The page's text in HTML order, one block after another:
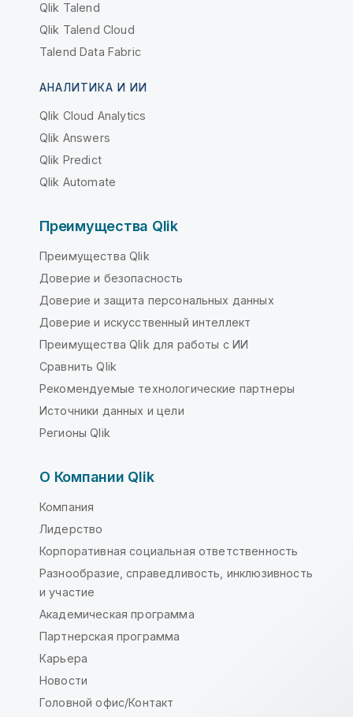
Qlik Talend
Qlik Talend Cloud
Talend Data Fabric
АНАЛИТИКА И ИИ
Qlik Cloud Analytics
Qlik Answers
Qlik Predict
Qlik Automate
Преимущества Qlik
Преимущества Qlik
Доверие и безопасность
Доверие и защита персональных данных
Доверие и искусственный интеллект
Преимущества Qlik для работы с ИИ
Сравнить Qlik
Рекомендуемые технологические партнеры
Источники данных и цели
Регионы Qlik
О Компании Qlik
Компания
Лидерство
Корпоративная социальная ответственность
Разнообразие, справедливость, инклюзивность
и участие
Академическая программа
Партнерская программа
Карьера
Новости
Головной офис/Контакт